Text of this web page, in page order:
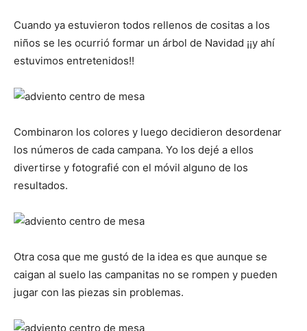
Cuando ya estuvieron todos rellenos de cositas a los
niños se les ocurrió formar un árbol de Navidad ¡¡y ahí
estuvimos entretenidos!!
Combinaron los colores y luego decidieron desordenar
los números de cada campana. Yo los dejé a ellos
divertirse y fotografié con el móvil alguno de los
resultados.
Otra cosa que me gustó de la idea es que aunque se
caigan al suelo las campanitas no se rompen y pueden
jugar con las piezas sin problemas.